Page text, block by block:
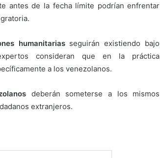
antes de la fecha límite podrían enfrentar
humanitariasseguirán existiendo bajo
consideran que en la práctica
a los venezolanos.
deberán someterse a los mismos
extranjeros.